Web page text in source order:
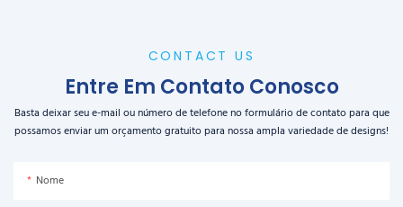
CONTACT US
Entre Em Contato Conosco
Basta deixar seu e-mail ou número de telefone no formulário de contato para que
possamos enviar um orçamento gratuito para nossa ampla variedade de designs!
Nome